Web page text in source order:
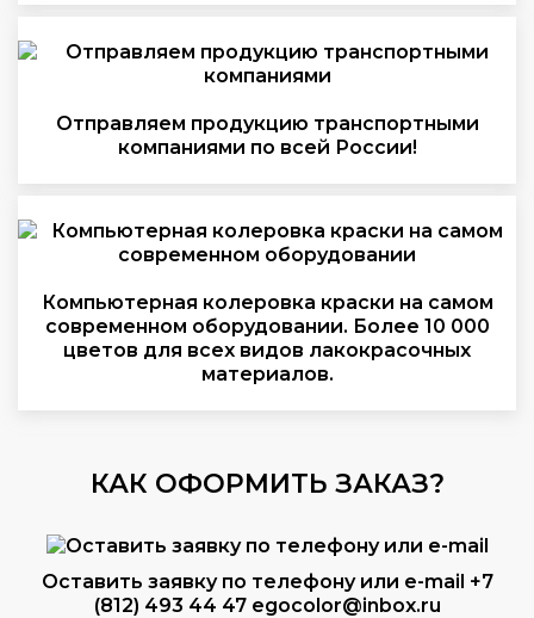
Отправляем продукцию транспортными
компаниями по всей России!
Компьютерная колеровка краски на самом
современном оборудовании. Более 10 000
цветов для всех видов лакокрасочных
материалов.
КАК ОФОРМИТЬ ЗАКАЗ?
Оставить заявку по телефону или e-mail +7
(812) 493 44 47 egocolor@inbox.ru